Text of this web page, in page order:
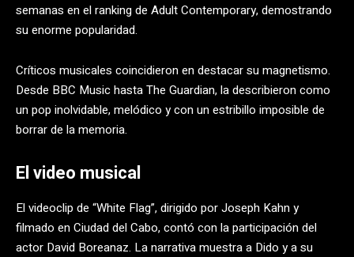
semanas en el ranking de Adult Contemporary, demostrando
su enorme popularidad.
Críticos musicales coincidieron en destacar su magnetismo.
Desde BBC Music hasta The Guardian, la describieron como
un pop inolvidable, melódico y con un estribillo imposible de
borrar de la memoria.
El video musical
El videoclip de “White Flag”, dirigido por Joseph Kahn y
filmado en Ciudad del Cabo, contó con la participación del
actor David Boreanaz. La narrativa muestra a Dido y a su